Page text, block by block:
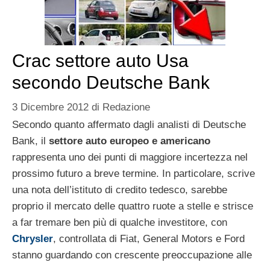
Crac settore auto Usa
secondo Deutsche Bank
3 Dicembre 2012 di Redazione
Secondo quanto affermato dagli analisti di Deutsche
Bank, il settore auto europeo e americano
rappresenta uno dei punti di maggiore incertezza nel
prossimo futuro a breve termine. In particolare, scrive
una nota dell’istituto di credito tedesco, sarebbe
proprio il mercato delle quattro ruote a stelle e strisce
a far tremare ben più di qualche investitore, con
Chrysler, controllata di Fiat, General Motors e Ford
stanno guardando con crescente preoccupazione alle